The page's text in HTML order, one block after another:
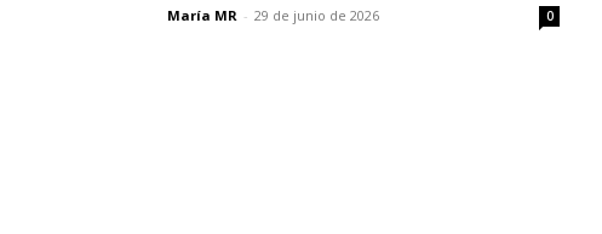
María MR - 29 de junio de 2026 0